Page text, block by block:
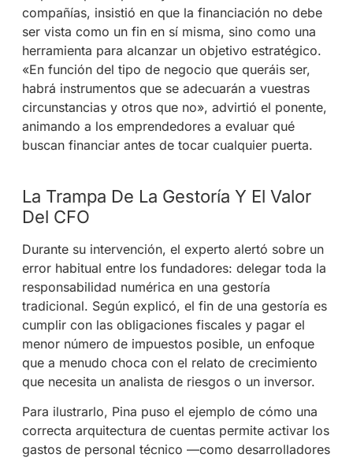
compañías, insistió en que la financiación no debe
ser vista como un fin en sí misma, sino como una
herramienta para alcanzar un objetivo estratégico.
«En función del tipo de negocio que queráis ser,
habrá instrumentos que se adecuarán a vuestras
circunstancias y otros que no», advirtió el ponente,
animando a los emprendedores a evaluar qué
buscan financiar antes de tocar cualquier puerta.
La Trampa De La Gestoría Y El Valor
Del CFO
Durante su intervención, el experto alertó sobre un
error habitual entre los fundadores: delegar toda la
responsabilidad numérica en una gestoría
tradicional. Según explicó, el fin de una gestoría es
cumplir con las obligaciones fiscales y pagar el
menor número de impuestos posible, un enfoque
que a menudo choca con el relato de crecimiento
que necesita un analista de riesgos o un inversor.
Para ilustrarlo, Pina puso el ejemplo de cómo una
correcta arquitectura de cuentas permite activar los
gastos de personal técnico —como desarrolladores